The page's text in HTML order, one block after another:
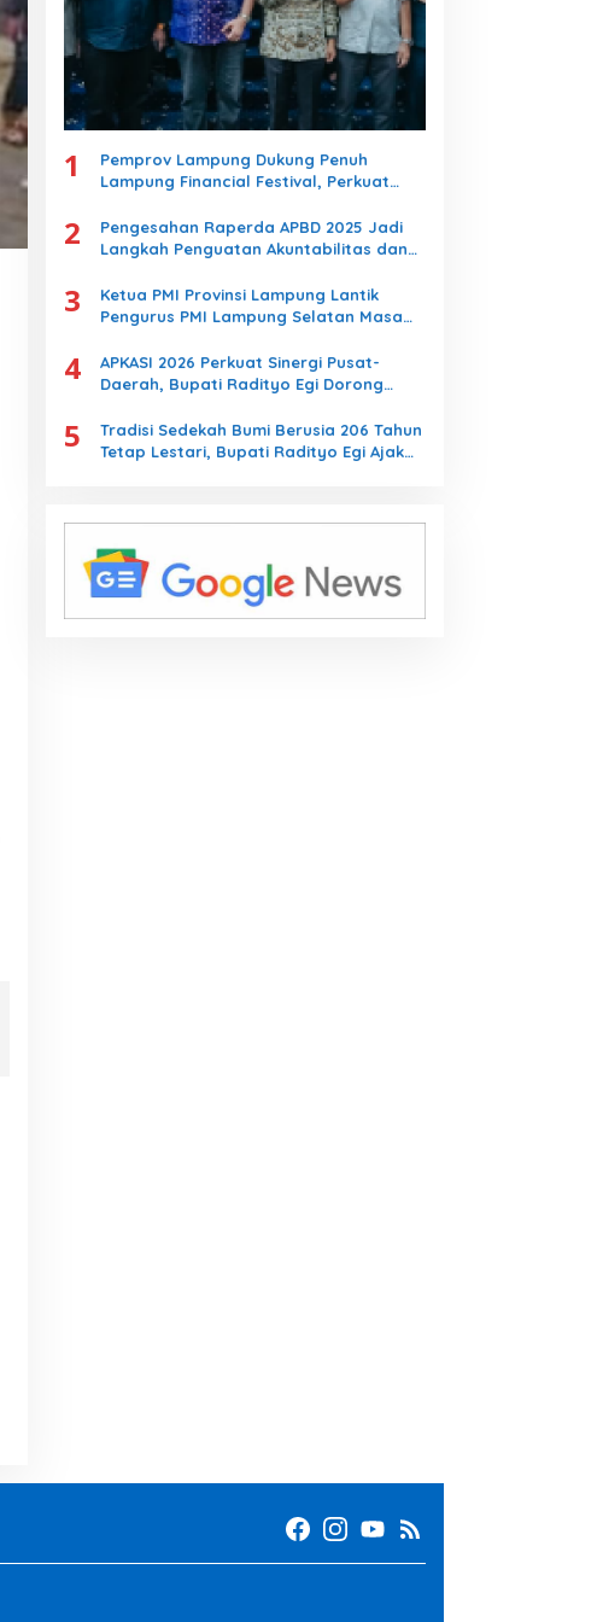
1
Pemprov Lampung Dukung Penuh
Lampung Financial Festival, Perkuat
2
Pengesahan Raperda APBD 2025 Jadi
Langkah Penguatan Akuntabilitas dan
3
Ketua PMI Provinsi Lampung Lantik
Pengurus PMI Lampung Selatan Masa
Kemanusiaan
4
APKASI 2026 Perkuat Sinergi Pusat-
Daerah, Bupati Radityo Egi Dorong
Lampung Selatan
5
Tradisi Sedekah Bumi Berusia 206 Tahun
Tetap Lestari, Bupati Radityo Egi Ajak